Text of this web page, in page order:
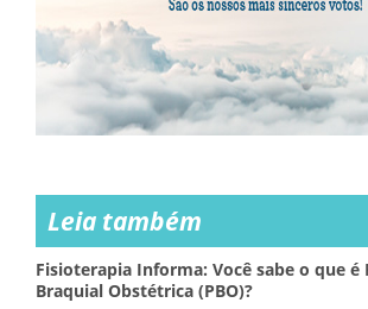
Leia também
Fisioterapia Informa: Você sabe o que é
Braquial Obstétrica (PBO)?